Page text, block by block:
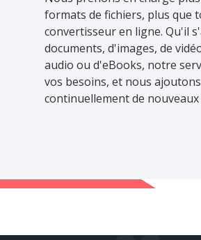
formats de fichiers, plus que
convertisseur en ligne. Qu'il
documents, d'images, de
audio ou d'eBooks, notre
vos besoins, et nous ajoutons
continuellement de